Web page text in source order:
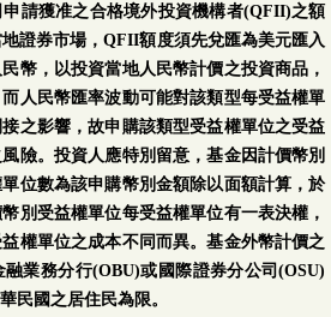
1.84 %
08/05 10.1198 -0.0257 -0.25 %
請獲准之合格境外投資機構者(QFII)之額
證券市場，QFII額度須先兌匯為美元匯入
幣，以投資當地人民幣計價之投資商品，
人民幣匯率波動可能對該類型每受益權單
之影響，故申購該類型受益權單位之受益
險。投資人應特別留意，基金因計價幣別
位數為該申購幣別金額除以面額計算，於
別受益權單位每受益權單位有一表決權，
權單位之成本不同而異。基金外幣計價之
業務分行(OBU)或國際證券分公司(OSU)
民國之居住民為限。